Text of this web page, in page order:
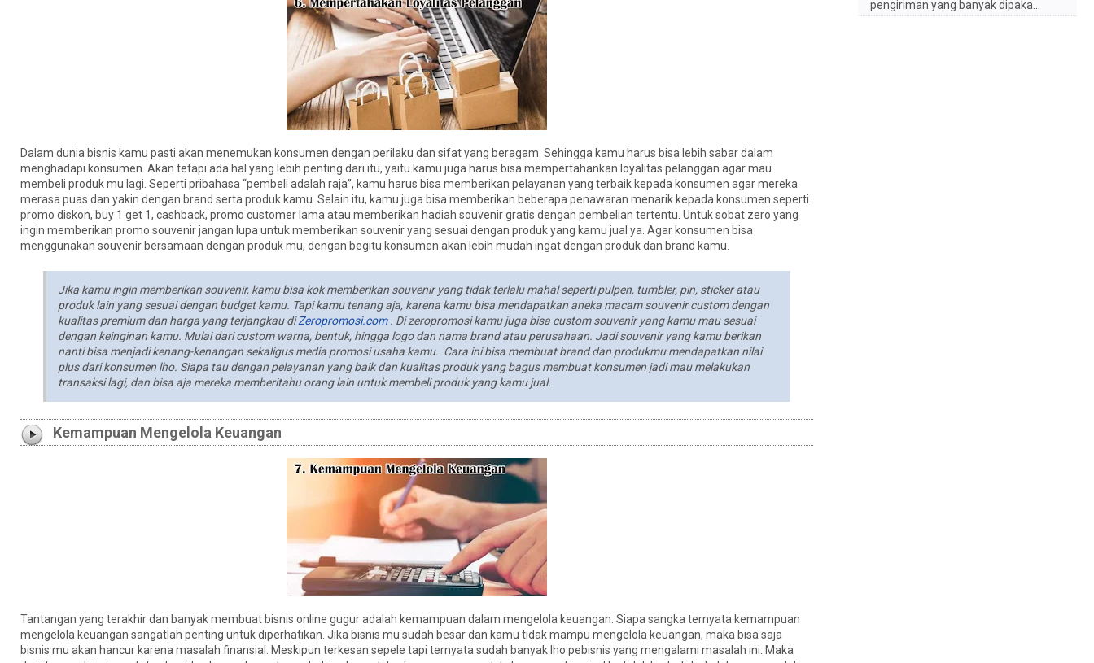
Dalam dunia bisnis kamu pasti akan menemukan konsumen dengan perilaku dan sifat yang beragam. Sehingga kamu harus bisa lebih sabar dalam
menghadapi konsumen. Akan tetapi ada hal yang lebih penting dari itu, yaitu kamu juga harus bisa mempertahankan loyalitas pelanggan agar mau
membeli produk mu lagi. Seperti pribahasa “pembeli adalah raja”, kamu harus bisa memberikan pelayanan yang terbaik kepada konsumen agar mereka
merasa puas dan yakin dengan brand serta produk kamu. Selain itu, kamu juga bisa memberikan beberapa penawaran menarik kepada konsumen seperti
promo diskon, buy 1 get 1, cashback, promo customer lama atau memberikan hadiah souvenir gratis dengan pembelian tertentu. Untuk sobat zero yang
ingin memberikan promo souvenir jangan lupa untuk memberikan souvenir yang sesuai dengan produk yang kamu jual ya. Agar konsumen bisa
menggunakan souvenir bersamaan dengan produk mu, dengan begitu konsumen akan lebih mudah ingat dengan produk dan brand kamu.
Jika kamu ingin memberikan souvenir, kamu bisa kok memberikan souvenir yang tidak terlalu mahal seperti pulpen, tumbler, pin, sticker atau
produk lain yang sesuai dengan budget kamu. Tapi kamu tenang aja, karena kamu bisa mendapatkan aneka macam souvenir custom dengan
kualitas premium dan harga yang terjangkau diZeropromosi.com. Di zeropromosi kamu juga bisa custom souvenir yang kamu mau sesuai
dengan keinginan kamu. Mulai dari custom warna, bentuk, hingga logo dan nama brand atau perusahaan. Jadi souvenir yang kamu berikan
nanti bisa menjadi kenang-kenangan sekaligus media promosi usaha kamu. Cara ini bisa membuat brand dan produkmu mendapatkan nilai
plus dari konsumen lho. Siapa tau dengan pelayanan yang baik dan kualitas produk yang bagus membuat konsumen jadi mau melakukan
transaksi lagi, dan bisa aja mereka memberitahu orang lain untuk membeli produk yang kamu jual.
Kemampuan Mengelola Keuangan
Tantangan yang terakhir dan banyak membuat bisnis online gugur adalah kemampuan dalam mengelola keuangan. Siapa sangka ternyata kemampuan
mengelola keuangan sangatlah penting untuk diperhatikan. Jika bisnis mu sudah besar dan kamu tidak mampu mengelola keuangan, maka bisa saja
bisnis mu akan hancur karena masalah finansial. Meskipun terkesan sepele tapi ternyata sudah banyak lho pebisnis yang mengalami masalah ini. Maka
pengiriman yang banyak dipaka...